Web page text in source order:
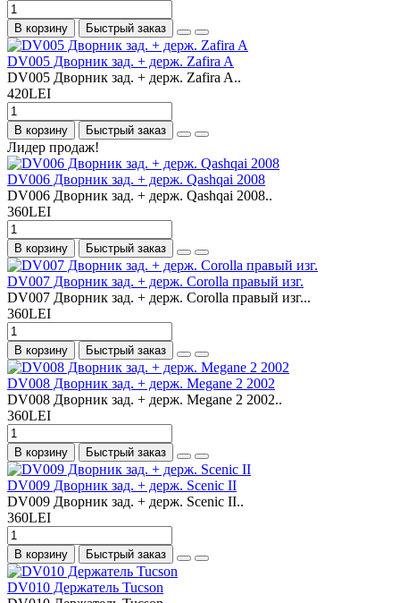
В корзину Быстрый заказ
DV005 Дворник зад. + держ. Zafira A
DV005 Дворник зад. + держ. Zafira A..
420LEI
В корзину Быстрый заказ
Лидер продаж!
DV006 Дворник зад. + держ. Qashqai 2008
DV006 Дворник зад. + держ. Qashqai 2008..
360LEI
В корзину Быстрый заказ
DV007 Дворник зад. + держ. Corolla правый изг.
DV007 Дворник зад. + держ. Corolla правый изг...
360LEI
В корзину Быстрый заказ
DV008 Дворник зад. + держ. Megane 2 2002
DV008 Дворник зад. + держ. Megane 2 2002..
360LEI
В корзину Быстрый заказ
DV009 Дворник зад. + держ. Scenic II
DV009 Дворник зад. + держ. Scenic II..
360LEI
В корзину Быстрый заказ
DV010 Держатель Tucson